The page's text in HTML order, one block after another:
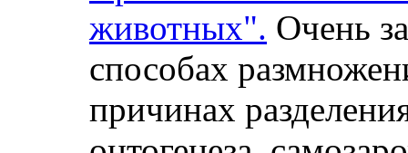
животных". Очень
способах
причинах